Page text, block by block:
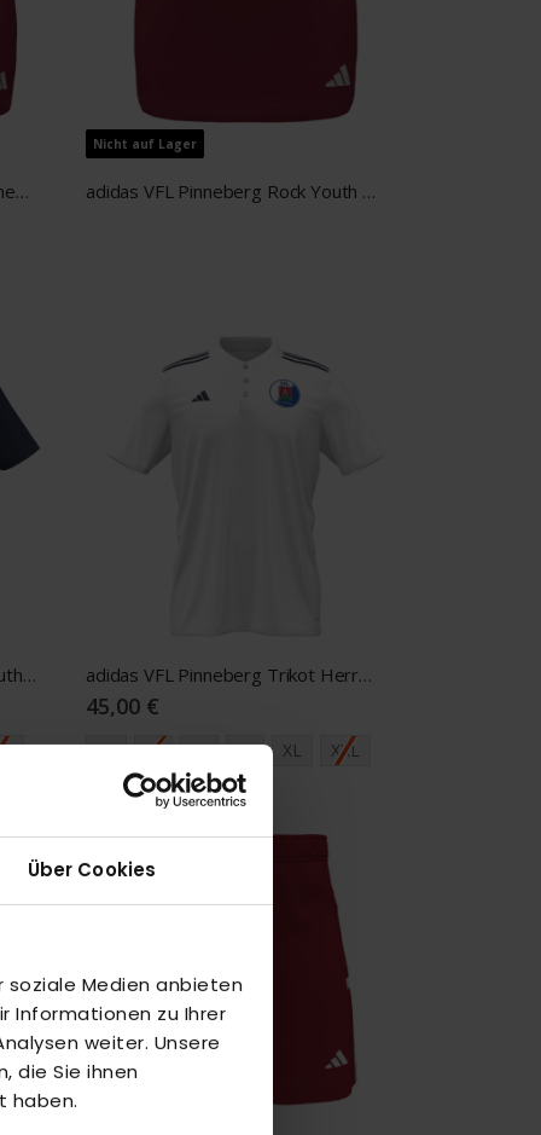
Über Cookies
soziale Medien anbieten
Informationen zu Ihrer
weiter. Unsere
die Sie ihnen
haben.
adidas VFL Pinneberg Rock Damen rot
Nicht auf Lager
adidas VFL Pinneberg Rock Youth rot
adidas VFL Pinneberg Trikot Youth navy adidas VFL Pinneberg Trikot Herren weiß
45,00 €
XS S M L XL XXL